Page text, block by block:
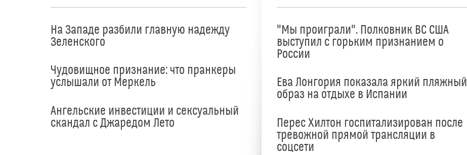
На Западе разбили главную надежду
Зеленского
Чудовищное признание: что пранкеры
услышали от Меркель
Ангельские инвестиции и сексуальный
скандал с Джаредом Лето
"Мы проиграли". Полковник ВС США
выступил с горьким признанием о
России
Ева Лонгория показала яркий пляжный
образ на отдыхе в Испании
Перес Хилтон госпитализирован после
тревожной прямой трансляции в
соцсети